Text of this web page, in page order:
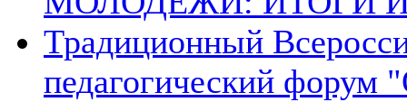
Традиционный
педагогический форум